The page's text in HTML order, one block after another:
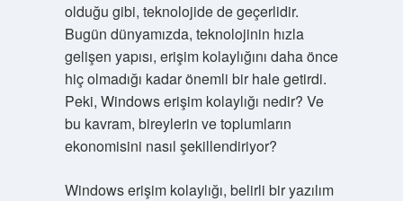
olduğu gibi, teknolojide de geçerlidir.
Bugün dünyamızda, teknolojinin hızla
gelişen yapısı, erişim kolaylığını daha önce
hiç olmadığı kadar önemli bir hale getirdi.
Peki, Windows erişim kolaylığı nedir? Ve
bu kavram, bireylerin ve toplumların
ekonomisini nasıl şekillendiriyor?
Windows erişim kolaylığı, belirli bir yazılım